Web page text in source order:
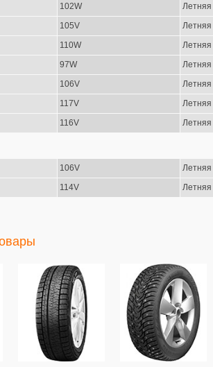
102W Летняя
105V Летняя
110W Летняя
97W Летняя
106V Летняя
117V Летняя
116V Летняя
106V Летняя
114V Летняя